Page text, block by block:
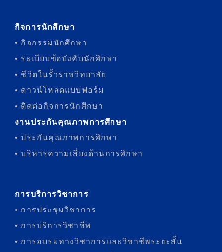
กิจการนักศึกษา
• กิจกรรมนักศึกษา
• ระเบียบข้อบังคับนักศึกษา
• ชีวิตในรั้วราชวิทยาลัย
• ดาวน์โหลดแบบฟอร์ม
• ติดต่อกิจการนักศึกษา
งานประกันคุณภาพการศึกษา
• ประกันคุณภาพการศึกษา
• บริหารความเสี่ยงด้านการศึกษา
การบริการวิชาการ
• การประชุมวิชาการ
• การบริการวิชาชีพ
• การอบรมทางวิชาการและวิชาชีพระยะสั้น